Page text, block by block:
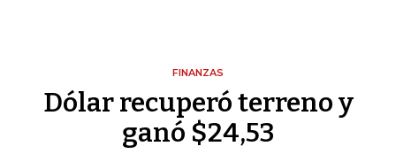
FINANZAS
Dólar recuperó terreno y
ganó $24,53